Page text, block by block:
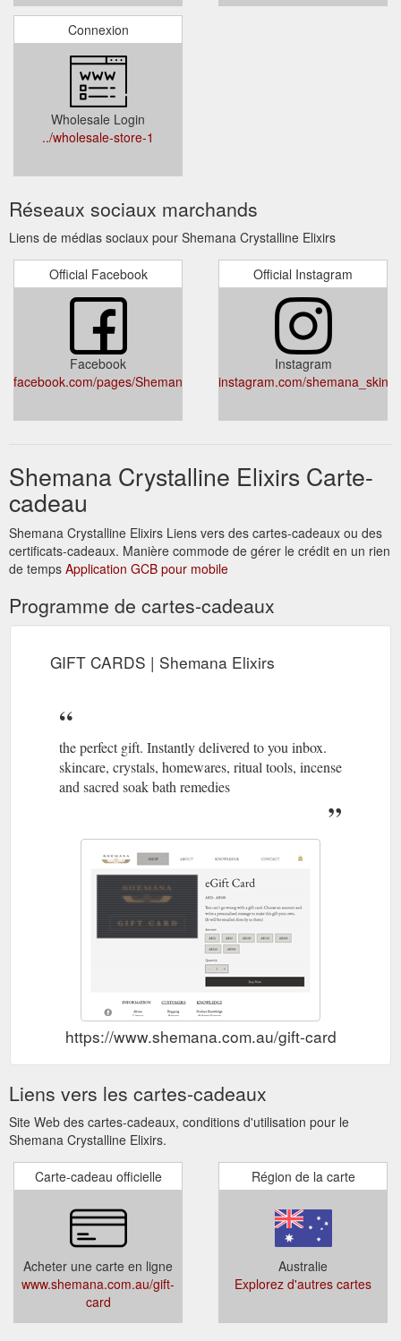
Connexion
Wholesale Login
../wholesale-store-1
Réseaux sociaux marchands
Liens de médias sociaux pour Shemana Crystalline Elixirs
Official Facebook
Facebook
facebook.com/pages/Shemana/552645291496960
Official Instagram
Instagram
instagram.com/
Shemana Crystalline Elixirs Carte-
cadeau
Shemana Crystalline Elixirs Liens vers des cartes-cadeaux ou des
certificats-cadeaux. Manière commode de gérer le crédit en un rien
de temps Application GCB pour mobile
Programme de cartes-cadeaux
GIFT CARDS | Shemana Elixirs
the perfect gift. Instantly delivered to you inbox.
skincare, crystals, homewares, ritual tools, incense
and sacred soak bath remedies
https://www.shemana.com.au/gift-card
Liens vers les cartes-cadeaux
Site Web des cartes-cadeaux, conditions d'utilisation pour le
Shemana Crystalline Elixirs.
Carte-cadeau officielle
Acheter une carte en ligne
www.shemana.com.au/gift-
card
Région de la carte
Australie
Explorez d'autres cartes